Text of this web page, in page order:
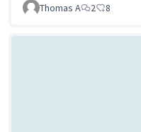
Thomas A
2 8